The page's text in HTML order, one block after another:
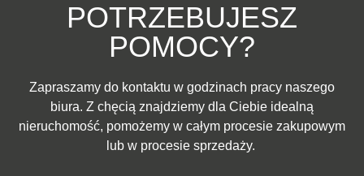
POTRZEBUJESZ
POMOCY?
Zapraszamy do kontaktu w godzinach pracy naszego
biura. Z chęcią znajdziemy dla Ciebie idealną
nieruchomość, pomożemy w całym procesie zakupowym
lub w procesie sprzedaży.